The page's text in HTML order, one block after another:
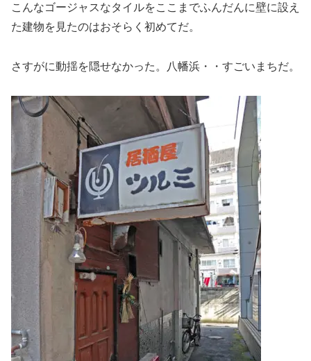
こんなゴージャスなタイルをここまでふんだんに壁に設え
た建物を見たのはおそらく初めてだ。
さすがに動揺を隠せなかった。八幡浜・・すごいまちだ。